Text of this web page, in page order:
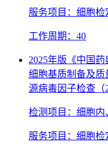
服务项目：细胞检
工作周期：40
2025年版《中国
细胞基质制备及质
源病毒因子检查
检测项目：细胞内
服务项目：细胞检